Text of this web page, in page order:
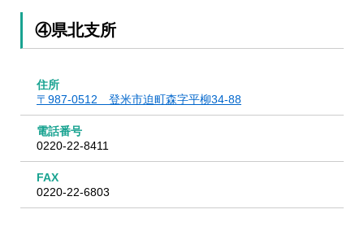
④県北支所
住所
〒987-0512 登米市迫町森字平柳34-88
電話番号
0220-22-8411
FAX
0220-22-6803